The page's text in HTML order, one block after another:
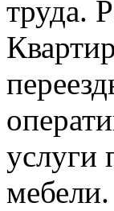
труда.
услуги
мебели.